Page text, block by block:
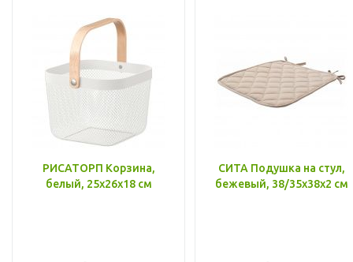
РИСАТОРП Корзина,
белый, 25x26x18 см
СИТА Подушка на стул,
бежевый, 38/35x38x2 см